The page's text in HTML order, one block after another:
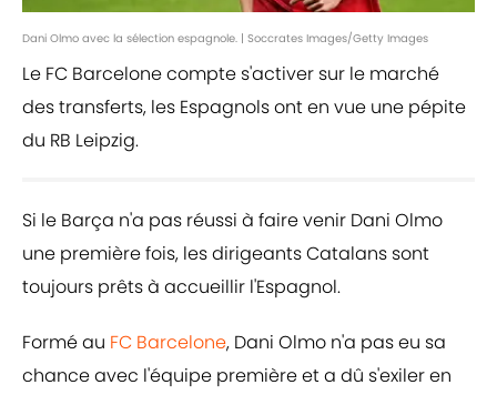
Dani Olmo avec la sélection espagnole. | Soccrates Images/Getty Images
Le FC Barcelone compte s'activer sur le marché
des transferts, les Espagnols ont en vue une pépite
du RB Leipzig.
Si le Barça n'a pas réussi à faire venir Dani Olmo
une première fois, les dirigeants Catalans sont
toujours prêts à accueillir l'Espagnol.
Formé au FC Barcelone, Dani Olmo n'a pas eu sa
chance avec l'équipe première et a dû s'exiler en